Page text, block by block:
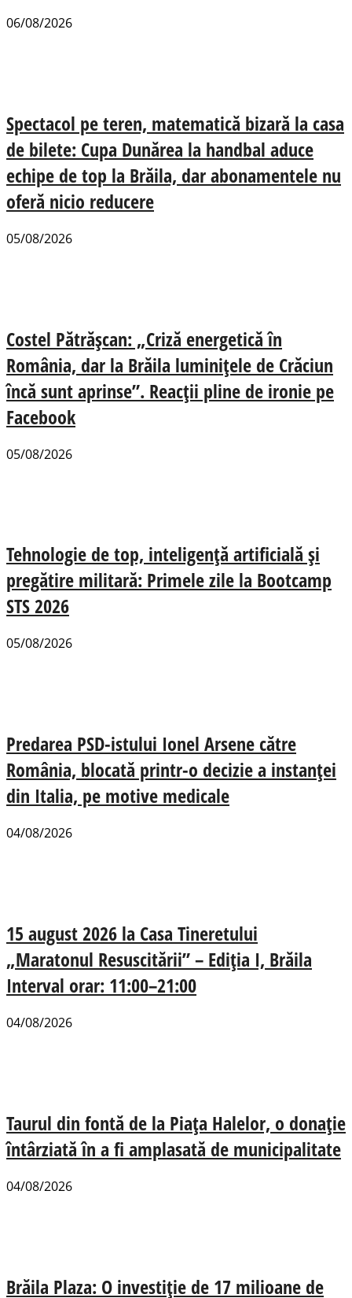
06/08/2026
Spectacol pe teren, matematică bizară la casa
de bilete: Cupa Dunărea la handbal aduce
echipe de top la Brăila, dar abonamentele nu
oferă nicio reducere
05/08/2026
Costel Pătrășcan: „Criză energetică în
România, dar la Brăila luminițele de Crăciun
încă sunt aprinse”. Reacții pline de ironie pe
Facebook
05/08/2026
Tehnologie de top, inteligență artificială și
pregătire militară: Primele zile la Bootcamp
STS 2026
05/08/2026
Predarea PSD-istului Ionel Arsene către
România, blocată printr-o decizie a instanței
din Italia, pe motive medicale
04/08/2026
15 august 2026 la Casa Tineretului
„Maratonul Resuscitării” – Ediția I, Brăila
Interval orar: 11:00–21:00
04/08/2026
Taurul din fontă de la Piața Halelor, o donație
întârziată în a fi amplasată de municipalitate
04/08/2026
Brăila Plaza: O investiție de 17 milioane de